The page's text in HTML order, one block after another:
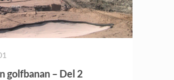
golfbanan – Del 2